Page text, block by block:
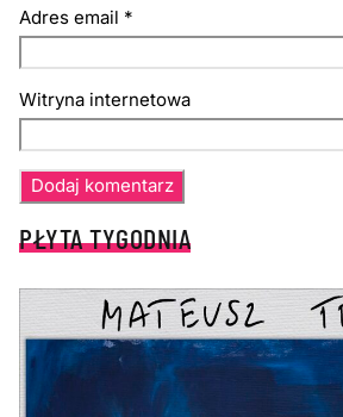
Adres email *
Witryna internetowa
PŁYTA TYGODNIA